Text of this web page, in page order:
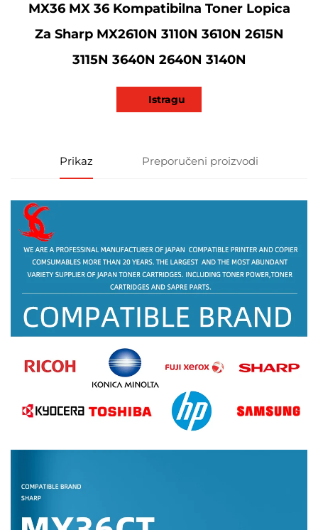
MX36 MX 36 Kompatibilna Toner Lopica
Za Sharp MX2610N 3110N 3610N 2615N
3115N 3640N 2640N 3140N
Istragu
Prikaz Preporučeni proizvodi